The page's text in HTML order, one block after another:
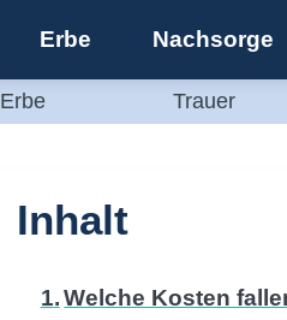
Erbe Nachsorge
Erbe Trauer
Inhalt
Welche Kosten